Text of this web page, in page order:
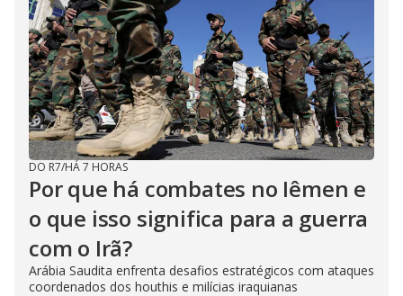
DO R7/HÁ 7 HORAS
Por que há combates no Iêmen e
o que isso significa para a guerra
com o Irã?
Arábia Saudita enfrenta desafios estratégicos com ataques
coordenados dos houthis e milícias iraquianas